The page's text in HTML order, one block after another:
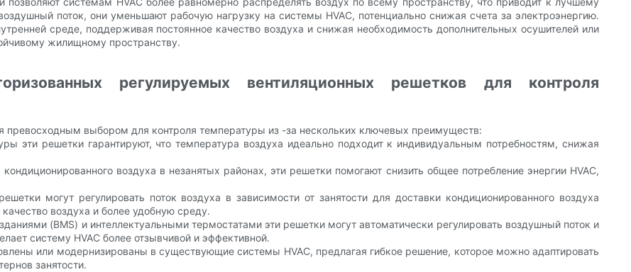
поток, они уменьшают рабочую нагрузку на системы HVAC, потенциально снижая счета за электроэнергию.
среде, поддерживая постоянное качество воздуха и снижая необходимость дополнительных осушителей или
жилищному пространству.
регулируемых вентиляционных решетков для контроля
выбором для контроля температуры из -за нескольких ключевых преимуществ:
эти решетки гарантируют, что температура воздуха идеально подходит к индивидуальным потребностям, снижая
воздуха в незанятых районах, эти решетки помогают снизить общее потребление энергии HVAC,
могут регулировать поток воздуха в зависимости от занятости для доставки кондиционированного воздуха
воздуха и более удобную среду.
(BMS) и интеллектуальными термостатами эти решетки могут автоматически регулировать воздушный поток и
систему HVAC более отзывчивой и эффективной.
или модернизированы в существующие системы HVAC, предлагая гибкое решение, которое можно адаптировать
занятости.